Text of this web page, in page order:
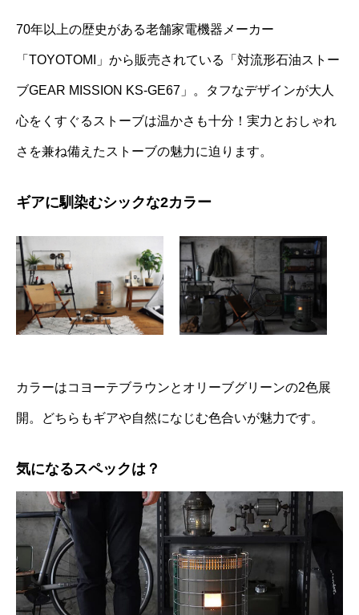
70年以上の歴史がある老舗家電機器メーカー
「TOYOTOMI」から販売されている「対流形石油ストー
ブGEAR MISSION KS-GE67」。タフなデザインが大人
心をくすぐるストーブは温かさも十分！実力とおしゃれ
さを兼ね備えたストーブの魅力に迫ります。
ギアに馴染むシックな2カラー
カラーはコヨーテブラウンとオリーブグリーンの2色展
開。どちらもギアや自然になじむ色合いが魅力です。
気になるスペックは？